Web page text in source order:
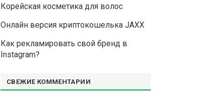
Корейская косметика для волос
Онлайн версия криптокошелька JAXX
Как рекламировать свой бренд в
Instagram?
СВЕЖИЕ КОММЕНТАРИИ